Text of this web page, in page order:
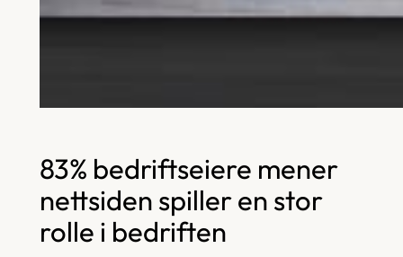
83% bedriftseiere mener
nettsiden spiller en stor
rolle i bedriften